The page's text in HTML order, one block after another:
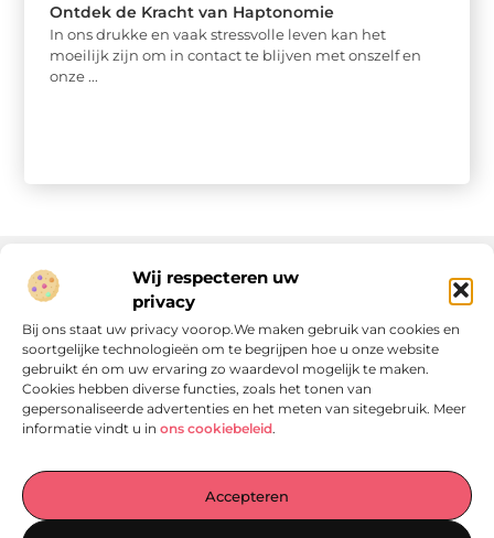
Wij respecteren uw
privacy
Bij ons staat uw privacy voorop.We maken gebruik van cookies en
soortgelijke technologieën om te begrijpen hoe u onze website
gebruikt én om uw ervaring zo waardevol mogelijk te maken.
Cookies hebben diverse functies, zoals het tonen van
gepersonaliseerde advertenties en het meten van sitegebruik. Meer
informatie vindt u in ons cookiebeleid.
Accepteren
Ontdek de Kracht van Haptonomie
In ons drukke en vaak stressvolle leven kan het
moeilijk zijn om in contact te blijven met onszelf en
onze ...
, praktische tips waar je écht iets aan hebt en artikelen
Onze informatie